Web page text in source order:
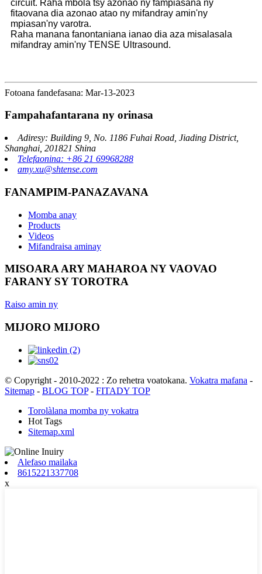
circuit. Raha mbola tsy azonao ny fampiasana ny
fitaovana dia azonao atao ny mifandray amin'ny
mpiasan'ny varotra.
Raha manana fanontaniana ianao dia aza misalasala
mifandray amin'ny TENSE Ultrasound.
Fotoana fandefasana: Mar-13-2023
Fampahafantarana ny orinasa
Adiresy: Building 9, No. 1186 Fuhai Road, Jiading District,
Shanghai, 201821 Shina
Telefaonina: +86 21 69968288
amy.xu@shtense.com
FANAMPIM-PANAZAVANA
Momba anay
Products
Videos
Mifandraisa aminay
MISOARA ARY MAHAROA NY VAOVAO
FARANY SY TOROTRA
Raiso amin ny
MIJORO MIJORO
© Copyright - 2010-2022 : Zo rehetra voatokana. Vokatra mafana -
Sitemap - BLOG TOP- FITADY TOP
Torolàlana momba ny vokatra
Hot Tags
Sitemap.xml
Alefaso mailaka
8615221337708
x